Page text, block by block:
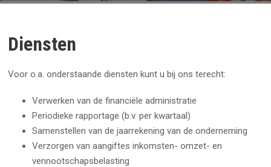
Diensten
Voor o.a. onderstaande diensten kunt u bij ons terecht:
Verwerken van de financiële administratie
Periodieke rapportage (b.v. per kwartaal)
Samenstellen van de jaarrekening van de onderneming
Verzorgen van aangiftes inkomsten- omzet- en
vennootschapsbelasting